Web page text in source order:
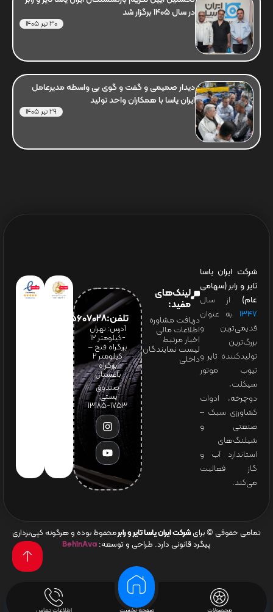
در سال 1405 برگزار شد
30 تیر 1405
دیدار صمیمی و گفت و گوی بی واسطه مدیرعامل
ایران یاسا با همکاران واحد تولید
29 تیر 1405
شرکت ایران یاسا
تایر و رابر (سهامی
عام) از سال
۱۳۴۷ به عنوان
قدیمی‌ترین و
بزرگ‌ترین
تولیدکننده تایر و
تیوب موتور
سیکلت،
دوچرخه، ادوات
کشاورزی سبک –
صنعتی و
شیلنگ‌های
استاندارد آب و
گاز فعالیت
می‌کند.
لینک‌های
مفید:
دریافت مشاوره
اطلاعات مالی
اخبار مرتبط
لیست نمایندگان
داخلی
تلفن:65607028(021)
آدرس: تهران
-کیلومتر 12
بزرگراه فتح –
کیلومتر ۲
بزرگراه
باغستان
صندوق
پستی:
1753-13185
تمامی حقوقی © برای شرکت ایران یاسا تایر و رابرمحفوظ بوده و هرگونه کپی‌برداری
پیگرد قانونی دارد. طراحی و توسعه: BehinAva